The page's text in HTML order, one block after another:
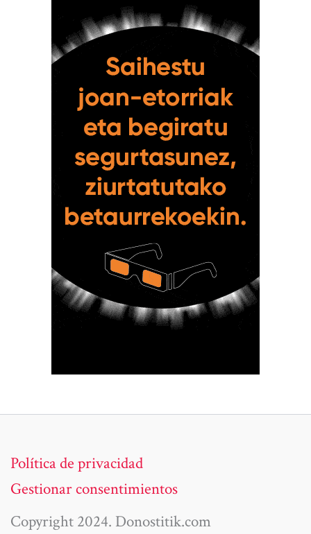
Política de privacidad
Gestionar consentimientos
Copyright 2024. Donostitik.com